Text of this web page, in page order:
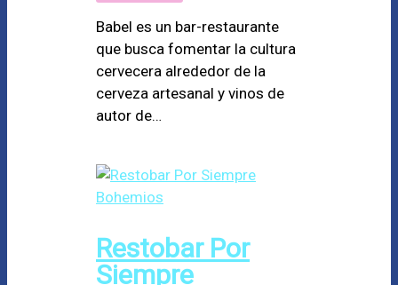
Babel es un bar-restaurante
que busca fomentar la cultura
cervecera alrededor de la
cerveza artesanal y vinos de
autor de…
Restobar Por
Siempre